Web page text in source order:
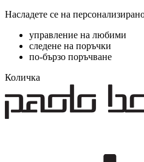
Насладете се на
управление на любими
следене на поръчки
по-бързо поръчване
Количка